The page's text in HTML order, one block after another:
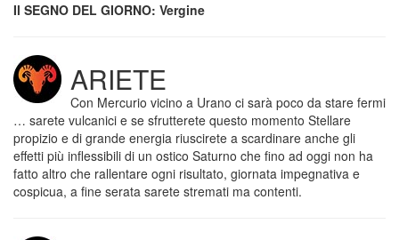
Il SEGNO DEL GIORNO: Vergine
ARIETE
Con Mercurio vicino a Urano ci sarà poco da stare fermi
… sarete vulcanici e se sfrutterete questo momento Stellare
propizio e di grande energia riuscirete a scardinare anche gli
effetti più inflessibili di un ostico Saturno che fino ad oggi non ha
fatto altro che rallentare ogni risultato, giornata impegnativa e
cospicua, a fine serata sarete stremati ma contenti.